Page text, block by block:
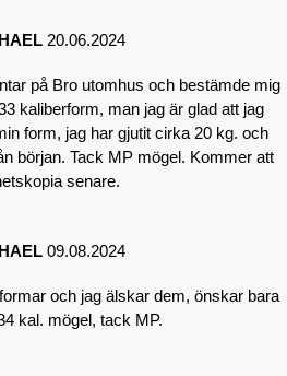
20.06.2024
på Bro utomhus och bestämde mig
kaliberform, man jag är glad att jag
form, jag har gjutit cirka 20 kg. och
början. Tack MP mögel. Kommer att
senare.
09.08.2024
och jag älskar dem, önskar bara
kal. mögel, tack MP.